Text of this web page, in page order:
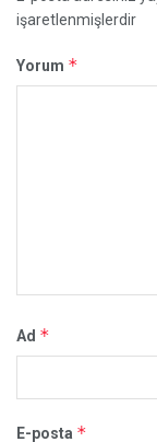
işaretlenmişlerdir
Yorum *
Ad *
E-posta *